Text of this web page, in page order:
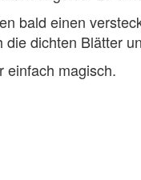
bald einen
dichten Blätter
einfach magisch.